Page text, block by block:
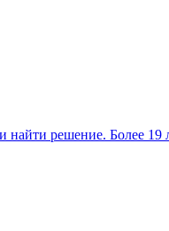
решение. Более